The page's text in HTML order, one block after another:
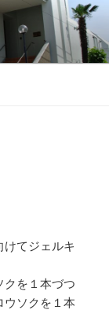
けてジェルキ
クを１本づつ
ウソクを１本